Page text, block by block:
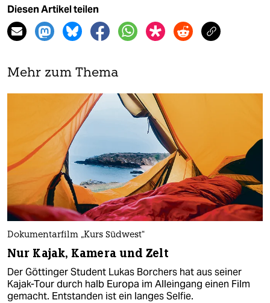
Diesen Artikel teilen
Mehr zum Thema
Dokumentarfilm „Kurs Südwest“
Nur Kajak, Kamera und Zelt
Der Göttinger Student Lukas Borchers hat aus seiner
Kajak-Tour durch halb Europa im Alleingang einen Film
gemacht. Entstanden ist ein langes Selfie.